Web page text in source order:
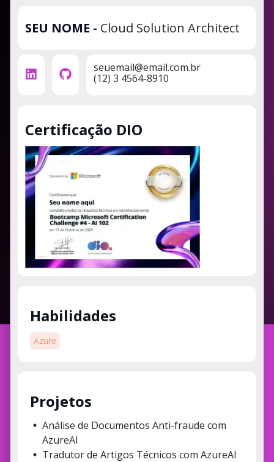
SEU NOME - Cloud Solution Architect
seuemail@email.com.br
(12) 3 4564-8910
Certificação DIO
Habilidades
Azure
Projetos
Análise de Documentos Anti-fraude com
AzureAI
Tradutor de Artigos Técnicos com AzureAI